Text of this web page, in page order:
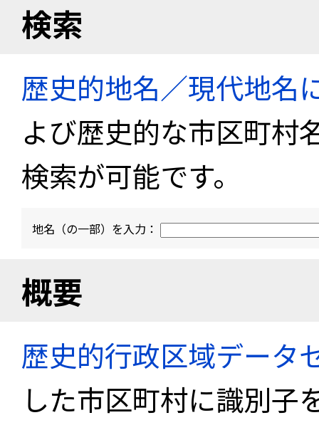
検索
歴史的地名／現代地名
よび歴史的な市区町村
検索が可能です。
地名（の一部）を入力：
概要
歴史的行政区域データ
した市区町村に識別子